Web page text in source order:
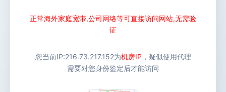
正常海外家庭宽带,公司网络等可直接访问网站,无需验
证
您当前IP:216.73.217.152为机房IP ，疑似使用代理
需要对您身份鉴定后才能访问